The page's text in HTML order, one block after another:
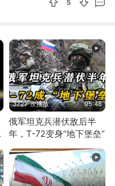
5
3727 次播放 05:48
俄军坦克兵潜伏敌后半
年，T-72变身“地下堡垒”